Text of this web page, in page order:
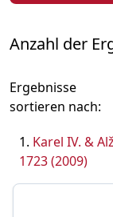
Anzahl der
Ergebnisse
sortieren nach:
Karel IV. &
1723 (2009)